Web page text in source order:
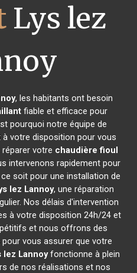
Lys lez
, les habitants ont besoin
fiable et efficace pour
pourquoi notre équipe de
votre disposition pour vous
votre chaudière fioul
intervenons rapidement pour
soit pour une installation de
lez Lannoy, une réparation
Nos délais d'intervention
à votre disposition 24h/24 et
et nous offrons des
vous assurer que votre
lez Lannoyfonctionne à plein
de nos réalisations et nos